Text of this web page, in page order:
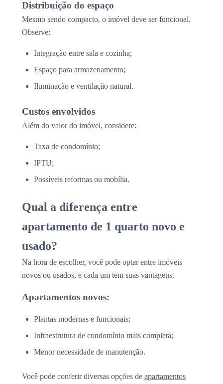
Distribuição do espaço
Mesmo sendo compacto, o imóvel deve ser funcional.
Observe:
Integração entre sala e cozinha;
Espaço para armazenamento;
Iluminação e ventilação natural.
Custos envolvidos
Além do valor do imóvel, considere:
Taxa de condomínio;
IPTU;
Possíveis reformas ou mobília.
Qual a diferença entre
apartamento de 1 quarto novo e
usado?
Na hora de escolher, você pode optar entre imóveis
novos ou usados, e cada um tem suas vantagens.
Apartamentos novos:
Plantas modernas e funcionais;
Infraestrutura de condomínio mais completa;
Menor necessidade de manutenção.
Você pode conferir diversas opções de apartamentos